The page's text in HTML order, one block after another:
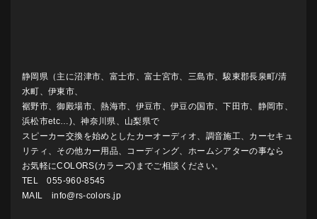
静岡県（主に沼津市、富士市、富士宮市、三島市、駿東郡長泉町/清
水町、伊東市、
裾野市、御殿場市、熱海市、伊豆市、伊豆の国市、下田市、静岡市、
浜松市etc…)、神奈川県、山梨県で
スピーカー交換を始めとしたカーオーディオ、調音施工、カーセキュ
リティ、その他カー用品、コーディング、ホームシアターの事なら
お気軽にCOLORS(カラーズ)までご相談ください。
TEL 055-960-8545
MAIL info@rs-colors.jp